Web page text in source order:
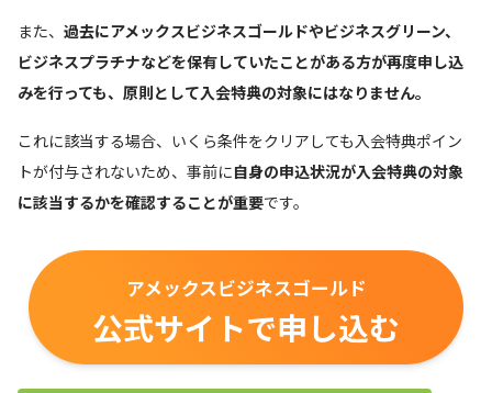
また、 過去にアメックスビジネスゴールドやビジネスグリーン、
ビジネスプラチナなどを保有していたことがある方が再度申し込
みを行っても、原則として入会特典の対象にはなりません。
これに該当する場合、いくら条件をクリアしても入会特典ポイン
トが付与されないため、事前に自身の申込状況が入会特典の対象
に該当するかを確認することが重要です。
アメックスビジネスゴールド
公式サイトで申し込む